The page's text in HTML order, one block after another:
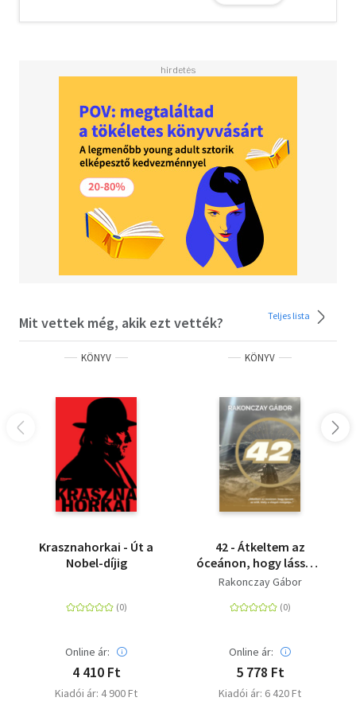
hanem párbeszédlehetőség is egy máig érvényes
Mit vettek még, akik ezt vették? Teljes lista
KÖNYV
Krasznahorkai - Út a
Nobel-díjig
Online ár:
4 410 Ft
Kiadói ár: 4 900 Ft
KÖNYV
42 - Átkeltem az
óceánon, hogy lássam
az erőt, mely a világot
Rakonczay Gábor
Online ár:
5 778 Ft
Kiadói ár: 6 420 Ft